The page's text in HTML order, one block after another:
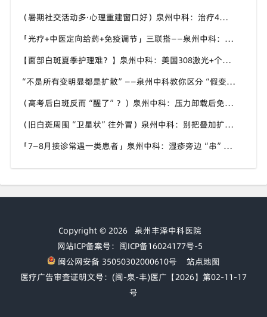
（暑期社交活动多·心理重建窗口好）泉州中科：治疗4到6周出现色素岛，孩子的自信先回来
「光疗+中医定向给药+免疫调节」三联搭——泉州中科：三伏期间把中医外治比重往上提
【面部白斑夏季护理难？】泉州中科：美国308激光+个性化方案，精准靶向不复色“盲区”
“不是所有变明显都是扩散”——泉州中科教你区分“假变化”与真进展
（高考后白斑反而“醒了”？）泉州中科：压力卸载后免疫波动正常，及时干预别慌
（旧白斑周围“卫星状”往外冒）泉州中科：别把叠加扩散当成普通皮肤病拖下去
「7—8月接诊常遇一类患者」泉州中科：湿疹旁边“串”出好几块新白，一查已是进展期泛发倾向
Copyright © 2026 泉州丰泽中科医院
网站ICP备案号：闽ICP备16024177号-5
闽公网安备 35050302000610号
站点地图
医疗广告审查证明文号：(闽-泉-丰)医广【2026】第02-11-17
号